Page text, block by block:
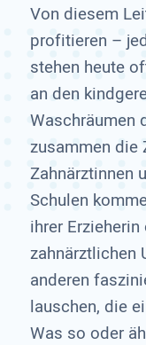
Von diesem
profitieren –
stehen heute
an den
Waschräumen
zusammen die
Zahnärztinnen
Schulen
ihrer
zahnärztlichen
anderen
lauschen, die
Was so oder